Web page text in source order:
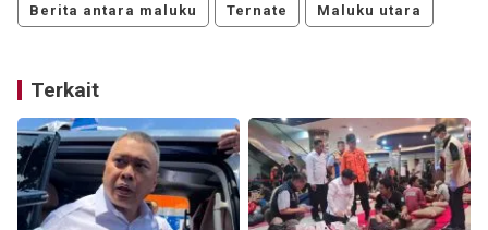
Berita antara maluku Ternate Maluku utara
Terkait